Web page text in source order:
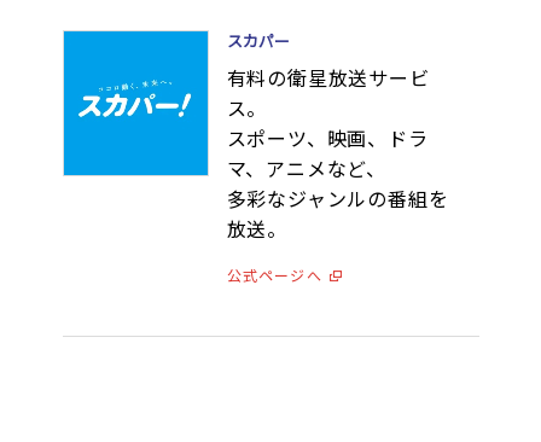
スカパー
有料の衛星放送サービ
ス。
スポーツ、映画、ドラ
マ、アニメなど、
多彩なジャンルの番組を
放送。
公式ページへ